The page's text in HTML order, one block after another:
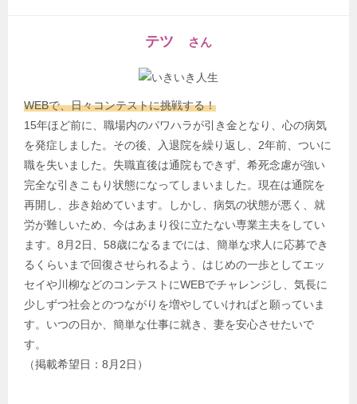
テツ さん
WEBで、日々コンテストに挑戦する！
15年ほど前に、職場内のパワハラが引き金となり、心の病気
を発症しました。その後、入退院を繰り返し、2年前、ついに
職を失いました。失職直後は通院もできず、希死念慮が強い
完全な引きこもり状態になってしまいました。現在は通院を
再開し、歩き始めています。しかし、病気の状態が悪く、就
労が難しいため、今はあまり役に立たない専業主夫をしてい
ます。8月2日、58歳になるまでには、簡単な求人に応募でき
るくらいまで回復させられるよう、はじめの一歩としてエッ
セイや川柳などのコンテストにWEBでチャレンジし、気長に
少しずつ社会とのつながりを増やしていければと願っていま
す。いつの日か、簡単な仕事に就き、妻を安心させたいで
す。
（掲載希望日：8月2日）